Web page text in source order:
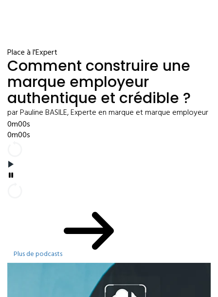
Place à l'Expert
Comment construire une
marque employeur
authentique et crédible ?
par Pauline BASILE, Experte en marque et marque employeur
0m00s
0m00s
Plus de podcasts